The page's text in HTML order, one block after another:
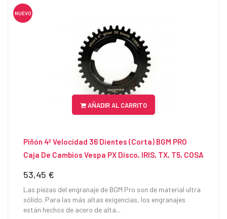
NUEVO
AÑADIR AL CARRITO
Piñón 4ª Velocidad 36 Dientes (corta) BGM PRO
Caja De Cambios Vespa PX Disco, IRIS, TX, T5, COSA
Precio
53,45 €
Las piezas del engranaje de BGM Pro son de material ultra
sólido. Para las más altas exigencias, los engranajes
están hechos de acero de alta...